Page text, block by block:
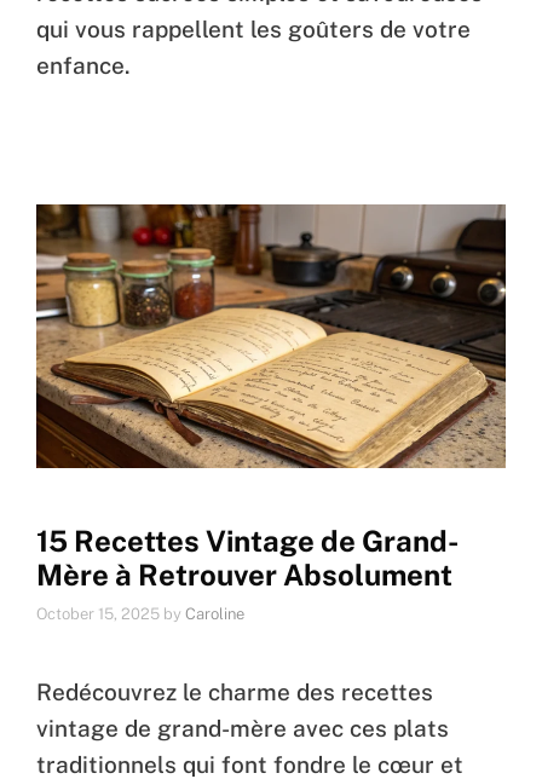
qui vous rappellent les goûters de votre
enfance.
15 Recettes Vintage de Grand-
Mère à Retrouver Absolument
October 15, 2025 by Caroline
Redécouvrez le charme des recettes
vintage de grand-mère avec ces plats
traditionnels qui font fondre le cœur et